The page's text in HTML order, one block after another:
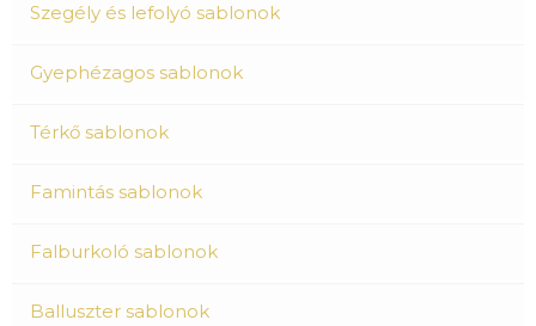
Szegély és lefolyó sablonok
Gyephézagos sablonok
Térkő sablonok
Famintás sablonok
Falburkoló sablonok
Balluszter sablonok